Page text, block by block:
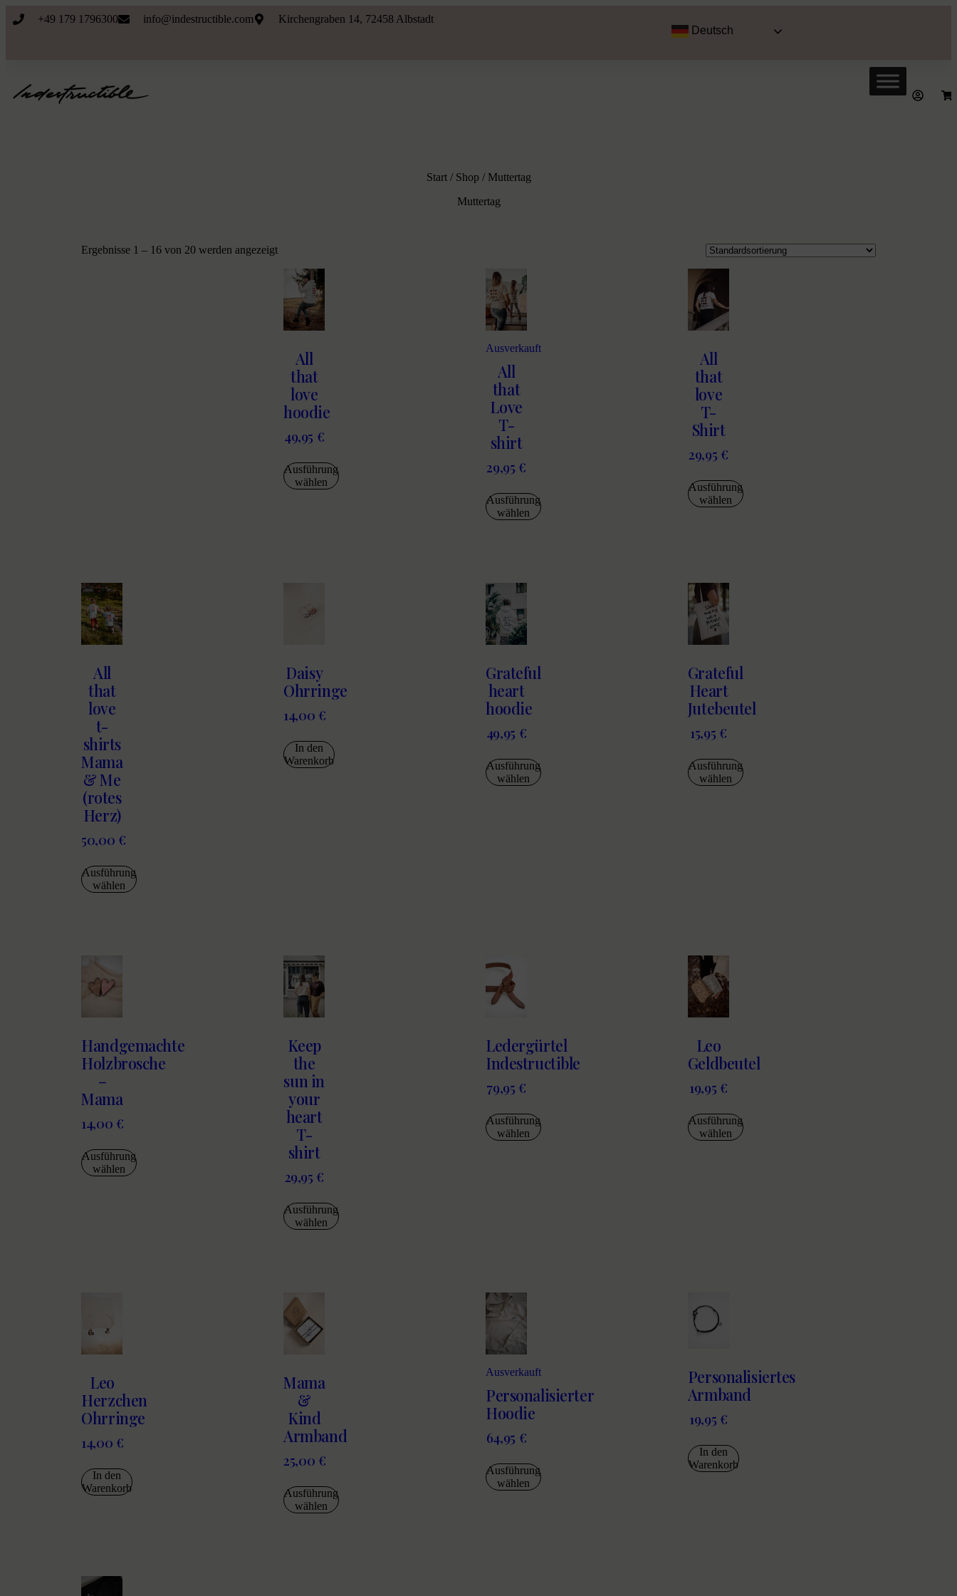
+49 179 1796300 info@indestructible.com
Kirchengraben 14, 72458 Albstadt
Deutsch
Start/ Shop/ Muttertag
Muttertag
Ergebnisse 1 – 16 von 20 werden angezeigt
All
that
love
hoodie
49,95 €
Ausführung
wählen
Ausverkauft
All
that
Love
T-
shirt
29,95 €
Ausführung
wählen
All
that
love
T-
Shirt
29,95 €
Ausführung
wählen
All
that
love
t-
shirts
Mama
& Me
(rotes
Herz)
50,00 €
Ausführung
wählen
Daisy
Ohrringe
14,00 €
In den
Warenkorb
Grateful
heart
hoodie
49,95 €
Ausführung
wählen
Grateful
Heart
Jutebeutel
15,95 €
Ausführung
wählen
Handgemachte
Holzbrosche
–
Mama
14,00 €
Ausführung
wählen
Keep
the
sun in
your
heart
T-
shirt
29,95 €
Ausführung
wählen
Ledergürtel
Indestructible
79,95 €
Ausführung
wählen
Leo
Geldbeutel
19,95 €
Ausführung
wählen
Leo
Herzchen
Ohrringe
14,00 €
In den
Warenkorb
Mama
&
Kind
Armband
25,00 €
Ausführung
wählen
Ausverkauft
Personalisierter
Hoodie
64,95 €
Ausführung
wählen
Personalisiertes
Armband
19,95 €
In den
Warenkorb